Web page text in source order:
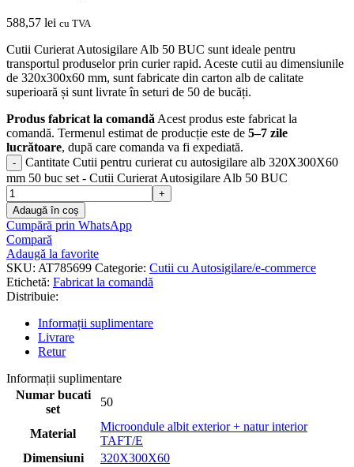
588,57 lei cu TVA
Cutii Curierat Autosigilare Alb 50 BUC sunt ideale pentru
transportul produselor prin curier rapid. Aceste cutii au dimensiunile
de 320x300x60 mm, sunt fabricate din carton alb de calitate
superioară și sunt livrate în seturi de 50 de bucăți.
Produs fabricat la comandăAcest produs este fabricat la
comandă. Termenul estimat de producție este de 5–7 zile
lucrătoare, după care comanda va fi expediată.
Cantitate Cutii pentru curierat cu autosigilare alb 320X300X60
mm 50 buc set - Cutii Curierat Autosigilare Alb 50 BUC
Adaugă în coș
Cumpără prin WhatsApp
Compară
Adaugă la favorite
SKU: AT785699 Categorie: Cutii cu Autosigilare/e-commerce
Etichetă: Fabricat la comandă
Distribuie:
Informații suplimentare
Livrare
Retur
Informații suplimentare
Numar bucati
set
50
Material
Microondule albit exterior + natur interior
TAFT/E
Dimensiuni
320X300X60